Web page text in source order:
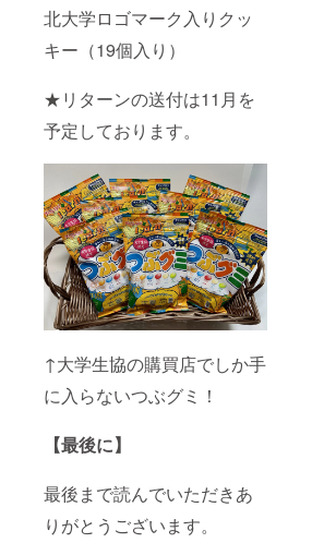
北大学ロゴマーク入りクッ
キー（19個入り）
★リターンの送付は11月を
予定しております。
↑大学生協の購買店でしか手
に入らないつぶグミ！
【最後に】
最後まで読んでいただきあ
りがとうございます。